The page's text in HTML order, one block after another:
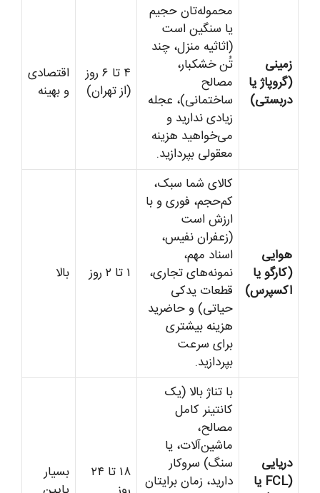
زمینی
(گروپاژ یا
دربستی)
محموله‌تان حجیم
یا سنگین است
(اثاثیه منزل، چند
تُن خشکبار،
مصالح
ساختمانی)، عجله
زیادی ندارید و
می‌خواهید هزینه
معقولی بپردازید.
۴ تا ۶ روز
(از تهران)
اقتصادی
و بهینه
هوایی
(کارگو یا
اکسپرس)
کالای شما سبک،
کم‌حجم، فوری و با
ارزش است
(زعفران نفیس،
اسناد مهم،
نمونه‌های تجاری،
قطعات یدکی
حیاتی) و حاضرید
هزینه بیشتری
برای سرعت
بپردازید.
۱ تا ۲ روز بالا
دریایی
(FCL یا
با تناژ بالا (یک
کانتینر کامل
مصالح،
ماشین‌آلات، یا
سنگ) سروکار
دارید، زمان برایتان
۱۸ تا ۲۴
بسیار